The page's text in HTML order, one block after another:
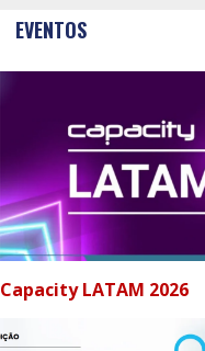
EVENTOS
Capacity LATAM 2026